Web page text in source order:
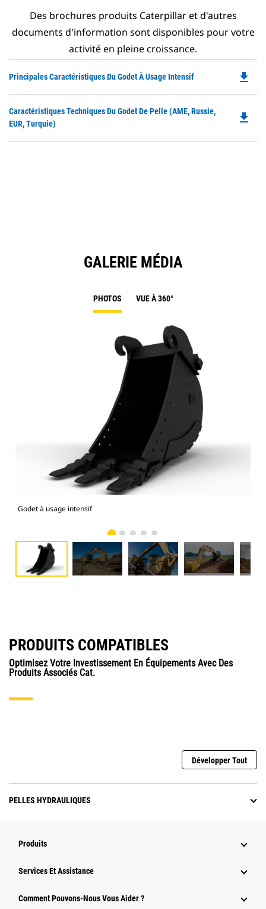
Des brochures produits Caterpillar et d'autres
documents d'information sont disponibles pour votre
activité en pleine croissance.
Principales Caractéristiques Du Godet À Usage Intensif file_download
Caractéristiques Techniques Du Godet De Pelle (AME, Russie,
EUR, Turquie)
file_download
GALERIE MÉDIA
PHOTOS VUE À 360°
Godet à usage intensif
PRODUITS COMPATIBLES
Optimisez Votre Investissement En Équipements Avec Des
Produits Associés Cat.
Développer Tout
PELLES HYDRAULIQUES
Produits
Services Et Assistance
Comment Pouvons-Nous Vous Aider ?